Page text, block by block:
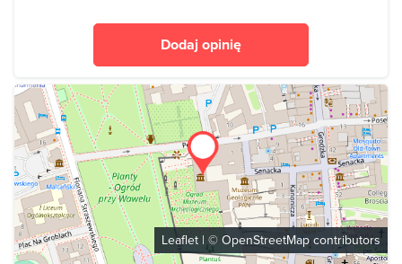
Dodaj opinię
Leaflet | © OpenStreetMapcontributors